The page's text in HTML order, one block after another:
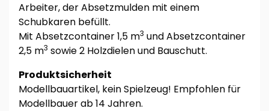
Arbeiter, der Absetzmulden mit einem
Schubkaren befüllt.
Mit Absetzcontainer 1,5 m3 und Absetzcontainer
2,5 m3 sowie 2 Holzdielen und Bauschutt.
Produktsicherheit
Modellbauartikel, kein Spielzeug! Empfohlen für
Modellbauer ab 14 Jahren.